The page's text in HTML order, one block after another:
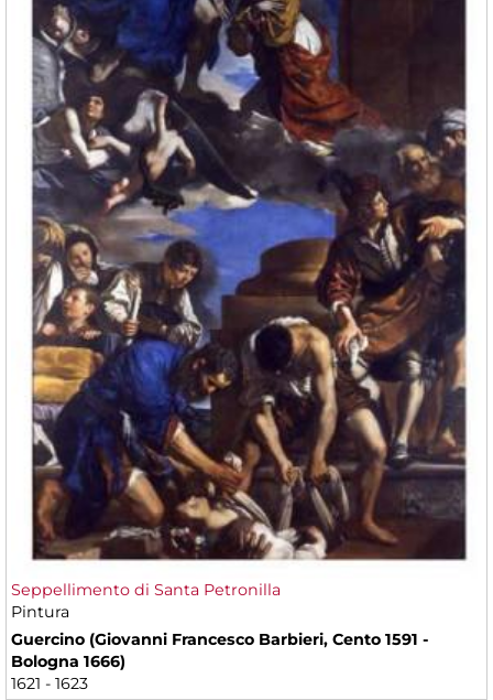
Seppellimento di Santa Petronilla
Pintura
Guercino (Giovanni Francesco Barbieri, Cento 1591 -
Bologna 1666)
1621 - 1623